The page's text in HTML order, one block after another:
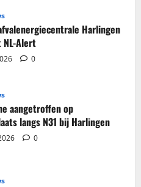
Harlingen
Alert
0
aangetroffen op
langs N31 bij Harlingen
0